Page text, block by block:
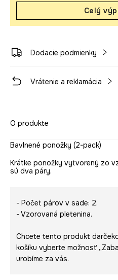
Celý
Dodacie podmienky
Vrátenie a reklamácia
O produkte
Bavlnené ponožky (2-pack)
Krátke ponožky vytvorený zo
sú dva páry.
- Počet párov v sade: 2.
- Vzorovaná pletenina.
Chcete tento produkt
košíku vyberte možnosť
urobíme za vás.